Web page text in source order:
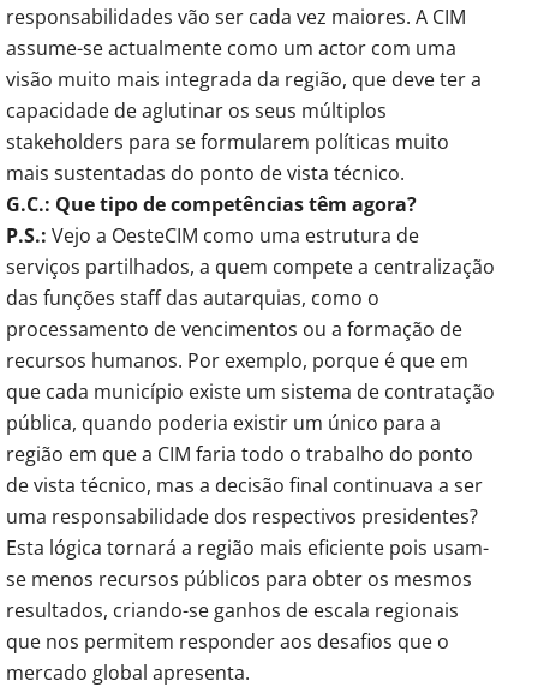
responsabilidades vão ser cada vez maiores. A CIM
assume-se actualmente como um actor com uma
visão muito mais integrada da região, que deve ter a
capacidade de aglutinar os seus múltiplos
stakeholders para se formularem políticas muito
mais sustentadas do ponto de vista técnico.
G.C.: Que tipo de competências têm agora?
P.S.: Vejo a OesteCIM como uma estrutura de
serviços partilhados, a quem compete a centralização
das funções staff das autarquias, como o
processamento de vencimentos ou a formação de
recursos humanos. Por exemplo, porque é que em
que cada município existe um sistema de contratação
pública, quando poderia existir um único para a
região em que a CIM faria todo o trabalho do ponto
de vista técnico, mas a decisão final continuava a ser
uma responsabilidade dos respectivos presidentes?
Esta lógica tornará a região mais eficiente pois usam-
se menos recursos públicos para obter os mesmos
resultados, criando-se ganhos de escala regionais
que nos permitem responder aos desafios que o
mercado global apresenta.